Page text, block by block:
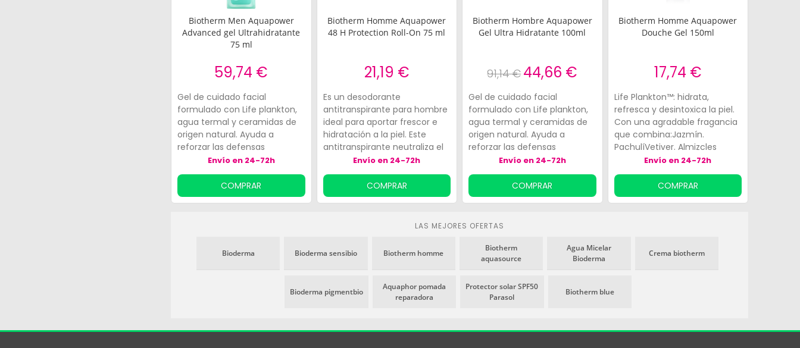
Biotherm Men Aquapower
Advanced gel Ultrahidratante
75 ml
59,74 €
Gel de cuidado facial
formulado con Life plankton,
agua termal y ceramidas de
origen natural. Ayuda a
reforzar las defensas
naturales de la piel del cutis,
promueve su alivio y
regeneración. Además, tiene
propiedades hidratantes y
Envío en 24-72h
COMPRAR
Biotherm Homme Aquapower
48 H Protection Roll-On 75 ml
21,19 €
Es un desodorante
antitranspirante para hombre
ideal para aportar frescor e
hidratación a la piel. Este
antitranspirante neutraliza el
sudor durante 48 horas non
stop. Aplicación fresca con la
fragancia icónica aquapower.
Ideal para el uso diario.
Envío en 24-72h
COMPRAR
Biotherm Hombre Aquapower
Gel Ultra Hidratante 100ml
91,14 €44,66 €
Gel de cuidado facial
formulado con Life plankton,
agua termal y ceramidas de
origen natural. Ayuda a
reforzar las defensas
naturales de la piel del cutis,
promueve su alivio y
regeneración. Además, tiene
propiedades hidratantes y
beneficiosas para la piel
Envío en 24-72h
COMPRAR
Biotherm Homme Aquapower
Douche Gel 150ml
17,74 €
Life Plankton™: hidrata,
refresca y desintoxica la piel.
Con una agradable fragancia
que combina:Jazmín.
PachulíVetiver. Almizcles
blancos.Envío en 24-72h
COMPRAR
LAS MEJORES OFERTAS
Bioderma Bioderma sensibio Biotherm homme
Biotherm
aquasource
Agua Micelar
Bioderma
Crema biotherm
Bioderma pigmentbio
Aquaphor pomada
reparadora
Protector solar SPF50
Parasol
Biotherm blue